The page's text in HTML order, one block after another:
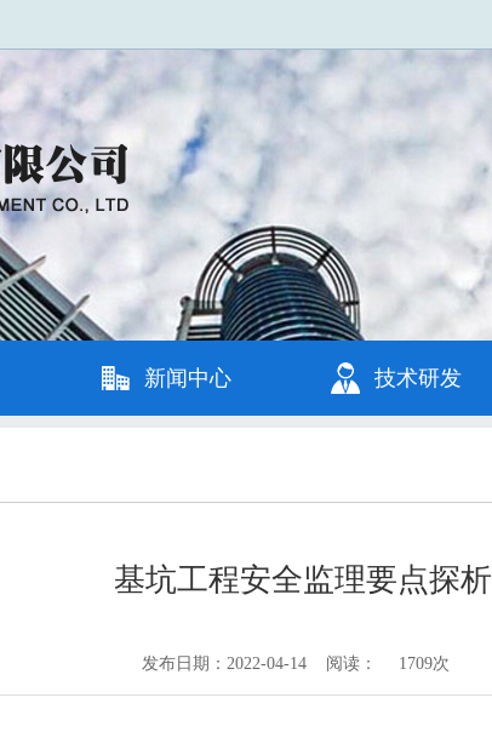
新闻中心 技术研发
基坑工程安全监理要点探析
发布日期：2022-04-14 阅读： 1709次